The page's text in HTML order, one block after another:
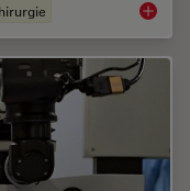
Expert